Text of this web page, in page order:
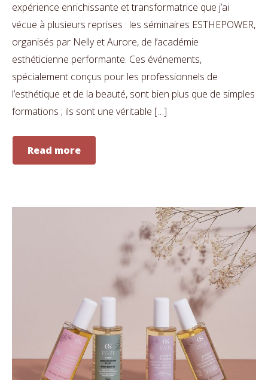
expérience enrichissante et transformatrice que j’ai
vécue à plusieurs reprises : les séminaires ESTHEPOWER,
organisés par Nelly et Aurore, de l’académie
esthéticienne performante. Ces événements,
spécialement conçus pour les professionnels de
l’esthétique et de la beauté, sont bien plus que de simples
formations ; ils sont une véritable […]
Read more